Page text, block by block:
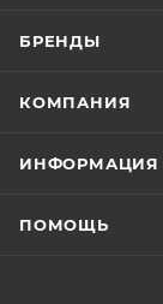
БРЕНДЫ
КОМПАНИЯ
ИНФОРМАЦИЯ
ПОМОЩЬ